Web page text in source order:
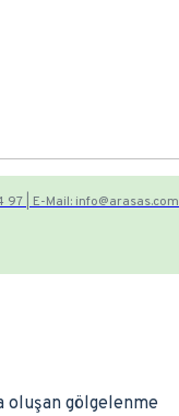
97 | E-Mail: info@arasas.com
oluşan gölgelenme